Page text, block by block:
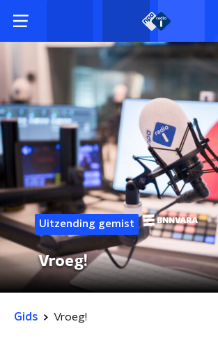
Uitzending gemist
Vroeg!
Gids Vroeg!